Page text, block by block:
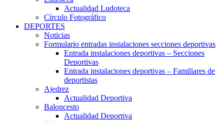
Actualidad Ludoteca
Círculo Fotográfico
DEPORTES
Noticias
Formulario entradas instalaciones secciones deportivas
Entrada instalaciones deportivas – Secciones
Deportivas
Entrada instalaciones deportivas – Familiares de
deportistas
Ajedrez
Actualidad Deportiva
Baloncesto
Actualidad Deportiva